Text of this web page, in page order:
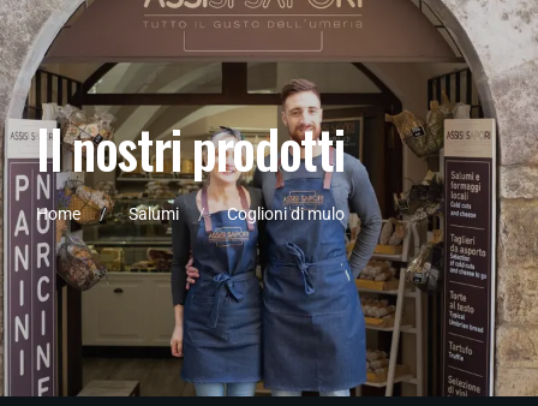
Ilnostriprodotti
Home Salumi Coglioni di mulo